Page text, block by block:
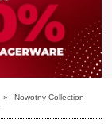
»
Nowotny-Collection